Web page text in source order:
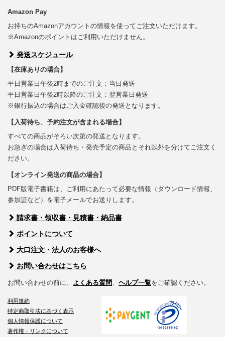
Amazon Pay
お持ちのAmazonアカウントの情報を使ってご注文いただけます。
※Amazonのポイントはご利用いただけません。
発送スケジュール
【在庫ありの場合】
平日営業日午後2時までのご注文：当日発送
平日営業日午後2時以降のご注文：翌営業日発送
※銀行振込の場合はご入金確認後の発送となります。
【入荷待ち、予約注文が含まれる場合】
すべての商品がそろい次第の発送となります。
お急ぎの場合は入荷待ち・発売予定の商品とそれ以外を分けてご注文く
ださい。
【オンライン発送の商品の場合】
PDF版電子書籍は、ご利用にあたって必要な情報（ダウンロード情報、
参加証など）を電子メールでお送りします。
請求書・領収書・見積書・納品書
ポイントについて
大口注文・法人のお客様へ
お問い合わせはこちら
お問い合わせの前に、 よくある質問、 ヘルプ一覧をご確認ください。
利用規約
特定商取引法に基づく表示
個人情報保護について
著作権・リンクについて